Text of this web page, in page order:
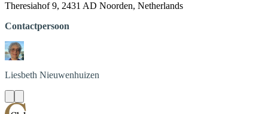
Theresiahof 9, 2431 AD Noorden, Netherlands
Contactpersoon
Liesbeth Nieuwenhuizen